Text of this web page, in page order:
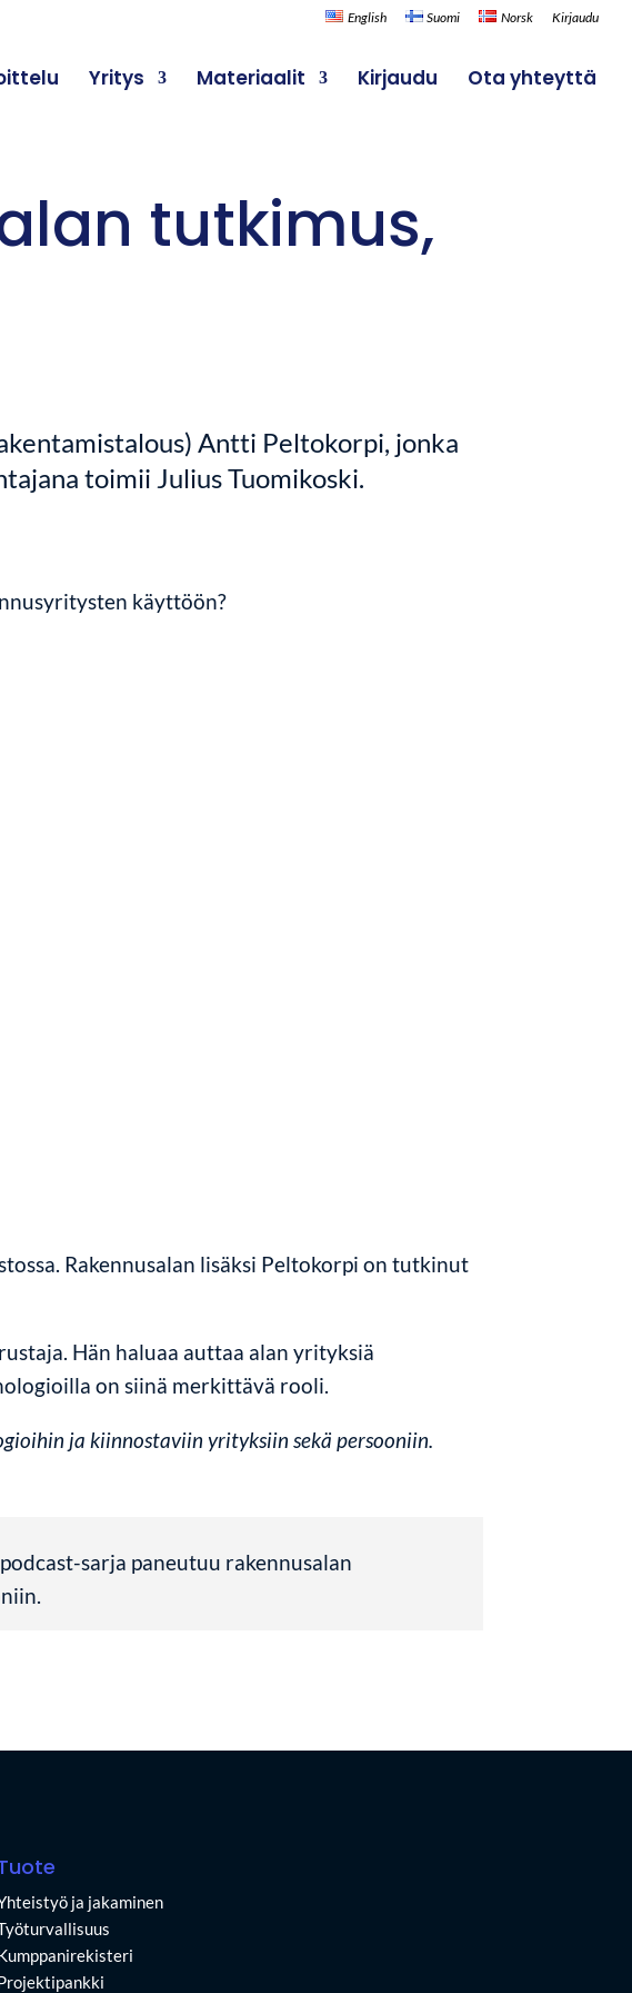
English Suomi Norsk Kirjaudu
Yritys Materiaalit Kirjaudu Ota yhteyttä
tutkimus,
Antti Peltokorpi, jonka
toimii Julius Tuomikoski.
käyttöön?
Rakennusalan lisäksi Peltokorpi on tutkinut
Hän haluaa auttaa alan yrityksiä
on siinä merkittävä rooli.
ja kiinnostaviin yrityksiin sekä persooniin.
sarja paneutuu rakennusalan
ja jakaminen